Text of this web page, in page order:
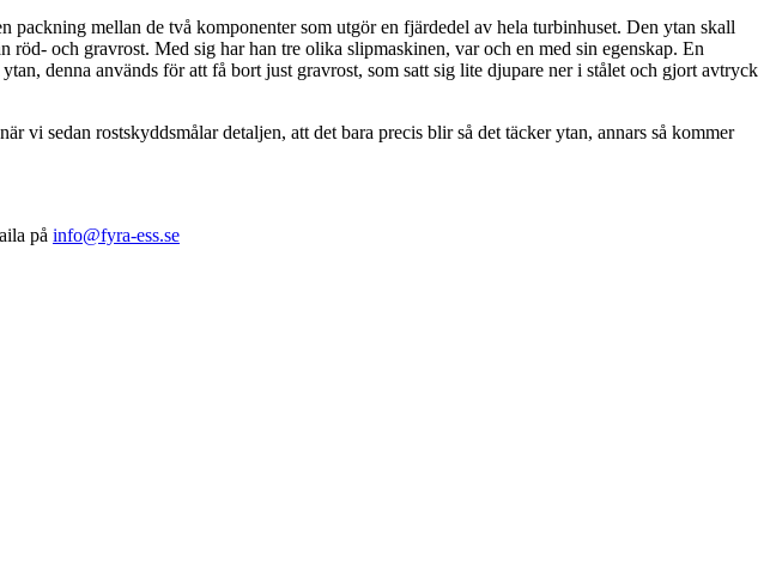
mellan de två komponenter som utgör en fjärdedel av hela turbinhuset. Den ytan skall
och gravrost. Med sig har han tre olika slipmaskinen, var och en med sin egenskap. En
denna används för att få bort just gravrost, som satt sig lite djupare ner i stålet och gjort avtryck
vi sedan rostskyddsmålar detaljen, att det bara precis blir så det täcker ytan, annars så kommer
på info@fyra-ess.se